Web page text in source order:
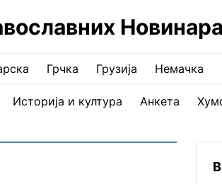
Новинара
Грчка Грузија Немачка
Историја и култура Анкета